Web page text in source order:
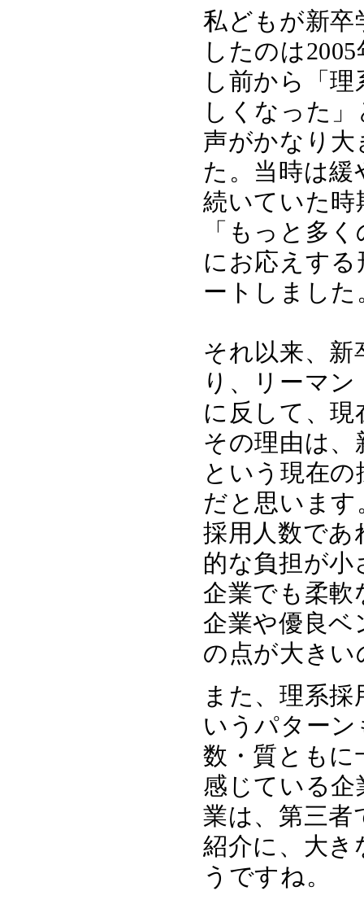
私どもが新卒
したのは
し前から「
しくなった
声がかなり
た。当時は緩
続いていた時
「もっと多
にお応えす
ートしました
それ以来、新
り、リーマ
に反して、
その理由は、
という現在
だと思います
採用人数であ
的な負担が
企業でも柔軟
企業や優良ベ
の点が大き
また、理系
いうパター
数・質ともに
感じている
業は、第三者
紹介に、大
うですね。